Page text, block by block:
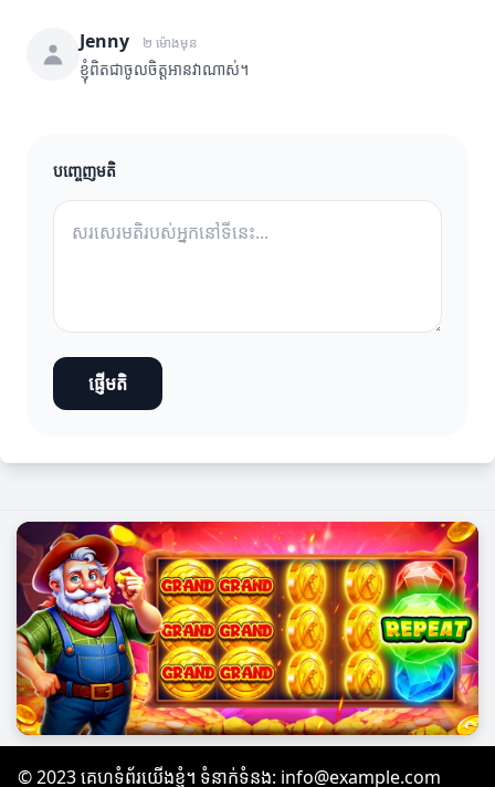
Jenny ២ ម៉ោងមុន
ខ្ញុំពិតជាចូលចិត្តអានវាណាស់។
បញ្ចេញមតិ
ផ្ញើមតិ
© 2023 គេហទំព័រយើងខ្ញុំ។ ទំនាក់ទំនង: info@example.com